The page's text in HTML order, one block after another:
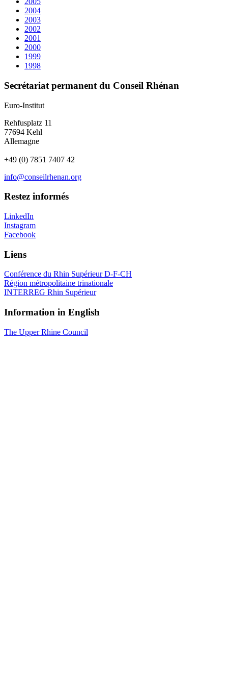
2004
2003
2002
2001
2000
1999
1998
Secrétariat permanent du Conseil Rhénan
Euro-Institut
Rehfusplatz 11
77694 Kehl
Allemagne
+49 (0) 7851 7407 42
info@conseilrhenan.org
Restez informés
LinkedIn
Instagram
Facebook
Liens
Conférence du Rhin Supérieur D-F-CH
Région métropolitaine trinationale
INTERREG Rhin Supérieur
Information in English
The Upper Rhine Council